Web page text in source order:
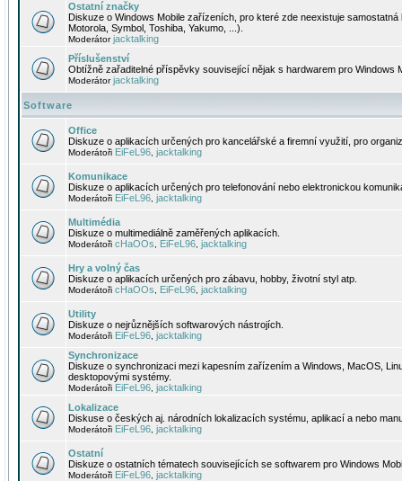
Ostatní značky
Diskuze o Windows Mobile zařízeních, pro které zde neexistuje
Motorola, Symbol, Toshiba, Yakumo, ...).
Moderátorjacktalking
Příslušenství
Obtížně zařaditelné příspěvky související nějak s hardwarem pro Windows
Moderátorjacktalking
Software
Office
Diskuze o aplikacích určených pro kancelářské a firemní využití, pro
Moderátoři EiFeL96 jacktalking
Komunikace
Diskuze o aplikacích určených pro telefonování nebo elektronickou
Moderátoři EiFeL96 jacktalking
Multimédia
Diskuze o multimediálně zaměřených aplikacích.
Moderátoři cHaOOs EiFeL96 jacktalking
Hry a volný čas
Diskuze o aplikacích určených pro zábavu, hobby, životní styl atp.
Moderátoři cHaOOs EiFeL96 jacktalking
Utility
Diskuze o nejrůznějších softwarových nástrojích.
Moderátoři EiFeL96 jacktalking
Synchronizace
Diskuze o synchronizaci mezi kapesním zařízením a Windows, MacOS,
desktopovými systémy.
Moderátoři EiFeL96 jacktalking
Lokalizace
Diskuse o českých aj. národních lokalizacích systému, aplikací a nebo
Moderátoři EiFeL96 jacktalking
Ostatní
Diskuze o ostatních tématech souvisejících se softwarem pro Windows
Moderátoři EiFeL96 jacktalking